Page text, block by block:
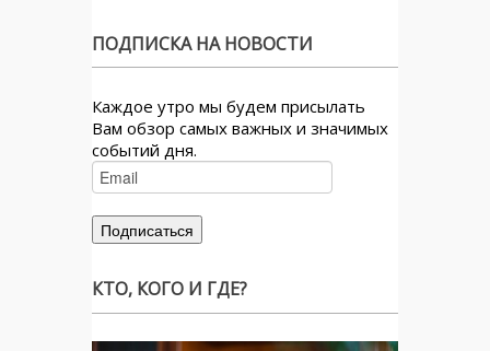
ПОДПИСКА НА НОВОСТИ
Каждое утро мы будем присылать
Вам обзор самых важных и значимых
событий дня.
КТО, КОГО И ГДЕ?